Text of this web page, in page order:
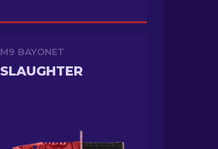
M9 BAYONET
SLAUGHTER